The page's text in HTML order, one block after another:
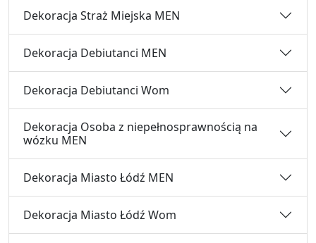
Dekoracja Straż Miejska MEN
Dekoracja Debiutanci MEN
Dekoracja Debiutanci Wom
Dekoracja Osoba z niepełnosprawnością na
wózku MEN
Dekoracja Miasto Łódź MEN
Dekoracja Miasto Łódź Wom